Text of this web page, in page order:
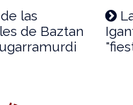
las
de Baztan